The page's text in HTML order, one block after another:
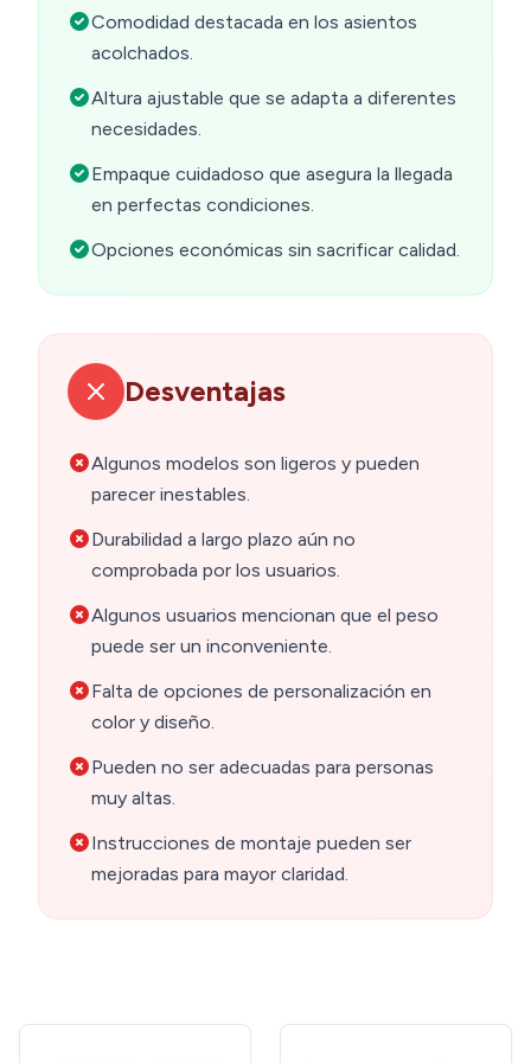
Comodidad destacada en los asientos
acolchados.
Altura ajustable que se adapta a diferentes
necesidades.
Empaque cuidadoso que asegura la llegada
en perfectas condiciones.
Opciones económicas sin sacrificar calidad.
Desventajas
Algunos modelos son ligeros y pueden
parecer inestables.
Durabilidad a largo plazo aún no
comprobada por los usuarios.
Algunos usuarios mencionan que el peso
puede ser un inconveniente.
Falta de opciones de personalización en
color y diseño.
Pueden no ser adecuadas para personas
muy altas.
Instrucciones de montaje pueden ser
mejoradas para mayor claridad.